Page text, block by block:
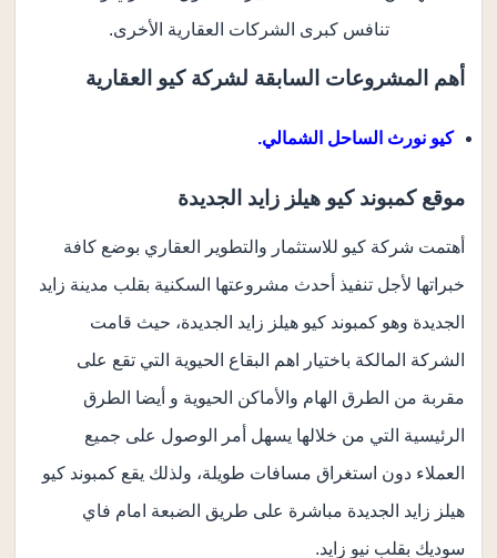
تنافس كبرى الشركات العقارية الأخرى.
أهم المشروعات السابقة لشركة كيو العقارية
كيو نورث الساحل الشمالي.
موقع كمبوند كيو هيلز زايد الجديدة
أهتمت شركة كيو للاستثمار والتطوير العقاري بوضع كافة
خبراتها لأجل تنفيذ أحدث مشروعتها السكنية بقلب مدينة زايد
الجديدة وهو كمبوند كيو هيلز زايد الجديدة، حيث قامت
الشركة المالكة باختيار اهم البقاع الحيوية التي تقع على
مقربة من الطرق الهام والأماكن الحيوية و أيضا الطرق
الرئيسية التي من خلالها يسهل أمر الوصول على جميع
العملاء دون استغراق مسافات طويلة، ولذلك يقع كمبوند كيو
هيلز زايد الجديدة مباشرة على طريق الضبعة امام فاي
سوديك بقلب نيو زايد.